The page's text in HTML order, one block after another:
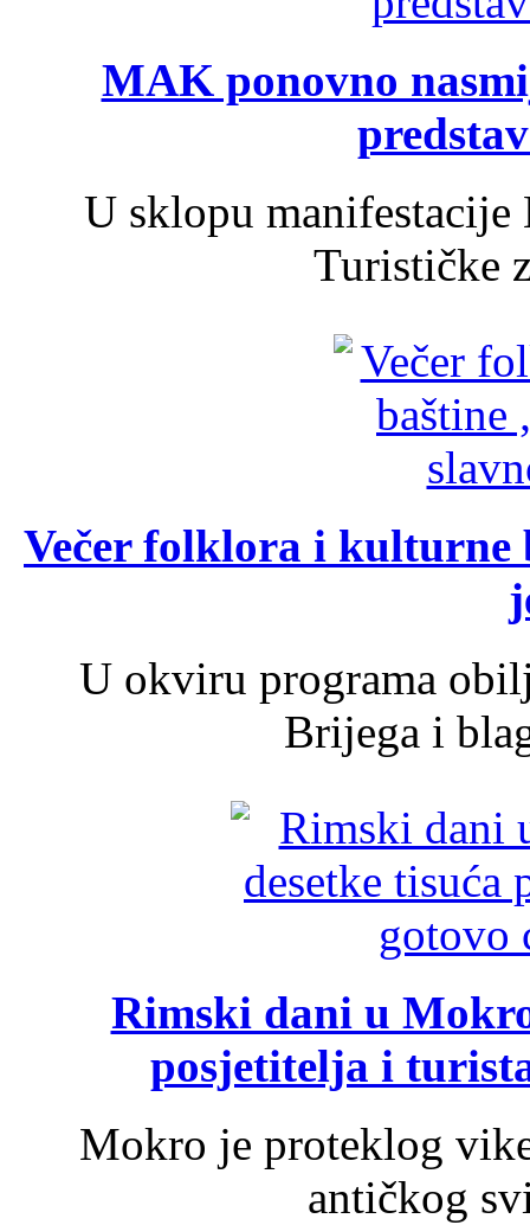
MAK ponovno
U sklopu
Turističke
Večer folklora i kulturne
U okviru programa
Brijega i
Rimski dani u
posjetitelja i
Mokro je proteklog
antičkog